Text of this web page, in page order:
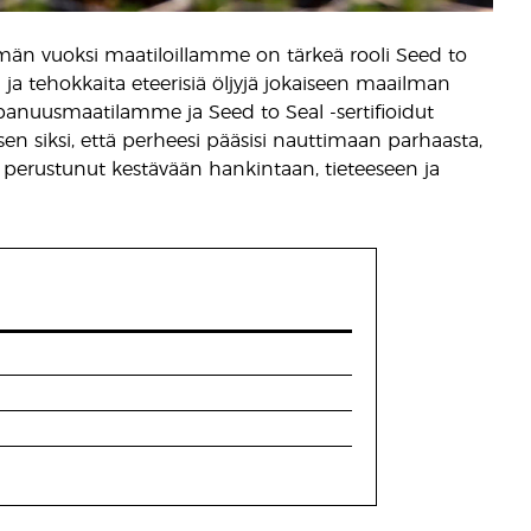
vuoksi maatiloillamme on tärkeä rooli Seed to
tehokkaita eteerisiä öljyjä jokaiseen maailman
ja Seed to Seal -sertifioidut
siksi, että perheesi pääsisi nauttimaan parhaasta,
kestävään hankintaan, tieteeseen ja